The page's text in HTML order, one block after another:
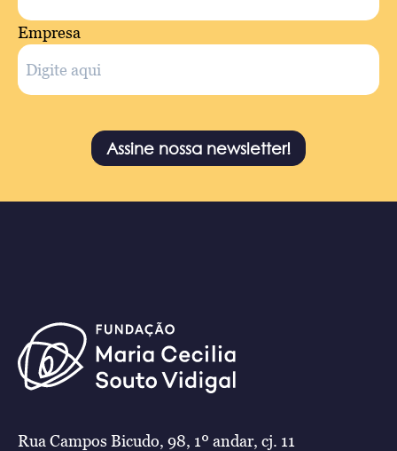
Empresa
Assine nossa newsletter!
Rua Campos Bicudo, 98, 1º andar, cj. 11